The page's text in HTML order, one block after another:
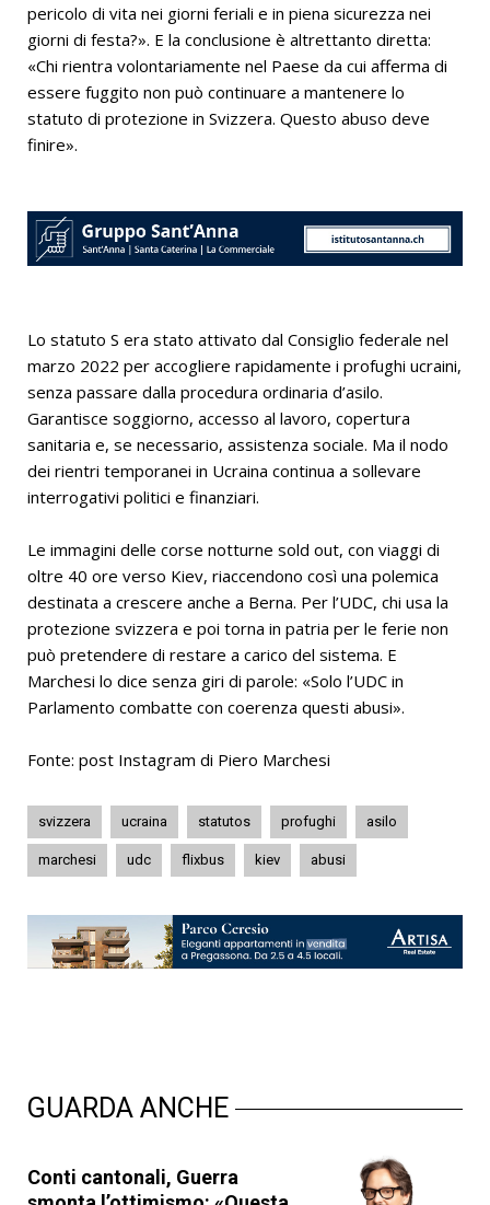
pericolo di vita nei giorni feriali e in piena sicurezza nei
giorni di festa?». E la conclusione è altrettanto diretta:
«Chi rientra volontariamente nel Paese da cui afferma di
essere fuggito non può continuare a mantenere lo
statuto di protezione in Svizzera. Questo abuso deve
finire».
Lo statuto S era stato attivato dal Consiglio federale nel
marzo 2022 per accogliere rapidamente i profughi ucraini,
senza passare dalla procedura ordinaria d’asilo.
Garantisce soggiorno, accesso al lavoro, copertura
sanitaria e, se necessario, assistenza sociale. Ma il nodo
dei rientri temporanei in Ucraina continua a sollevare
interrogativi politici e finanziari.
Le immagini delle corse notturne sold out, con viaggi di
oltre 40 ore verso Kiev, riaccendono così una polemica
destinata a crescere anche a Berna. Per l’UDC, chi usa la
protezione svizzera e poi torna in patria per le ferie non
può pretendere di restare a carico del sistema. E
Marchesi lo dice senza giri di parole: «Solo l’UDC in
Parlamento combatte con coerenza questi abusi».
Fonte: post Instagram di Piero Marchesi
svizzera ucraina statutos profughi asilo
marchesi udc flixbus kiev abusi
GUARDA ANCHE
Conti cantonali, Guerra